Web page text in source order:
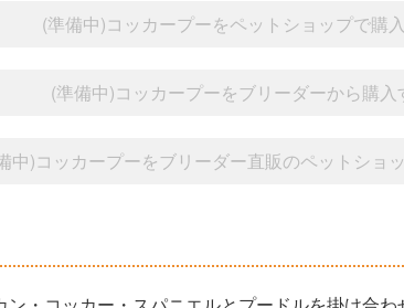
(準備中)コッカープーをペットショップで購
(準備中)コッカープーをブリーダーから購入
中)コッカープーをブリーダー直販のペットショ